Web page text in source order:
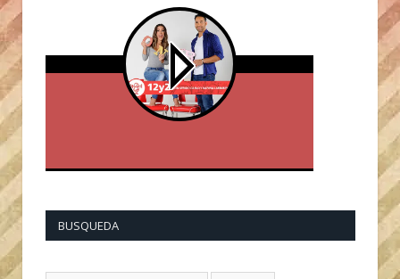
BUSQUEDA